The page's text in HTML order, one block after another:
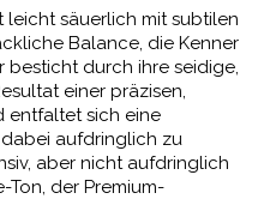
leicht säuerlich mit subtilen
Balance, die Kenner
besticht durch ihre seidige,
einer präzisen,
entfaltet sich eine
aufdringlich zu
aber nicht aufdringlich
Ton, der Premium-